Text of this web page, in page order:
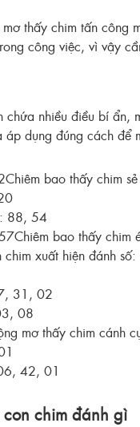
thấy chim tấn công
công việc, vì vậy
nhiều điều bí ẩn,
dụng đúng cách để
Chiêm bao thấy chim
88, 54
Chiêm bao thấy chim
xuất hiện đánh
31, 02
08
mơ thấy chim cánh
42, 01
chim đánh gì